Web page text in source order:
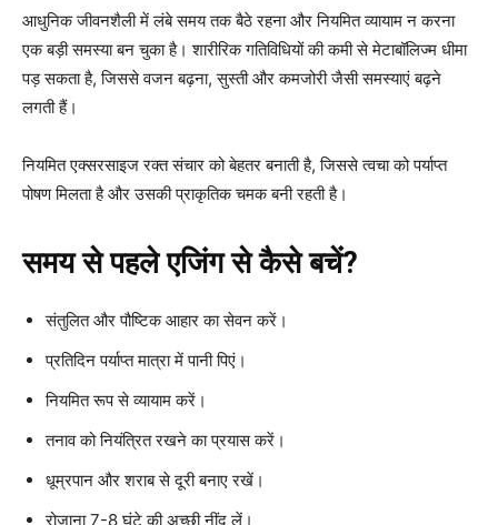
आधुनिक जीवनशैली में लंबे समय तक बैठे रहना और नियमित व्यायाम न करना
एक बड़ी समस्या बन चुका है। शारीरिक गतिविधियों की कमी से मेटाबॉलिज्म धीमा
पड़ सकता है, जिससे वजन बढ़ना, सुस्ती और कमजोरी जैसी समस्याएं बढ़ने
लगती हैं।
नियमित एक्सरसाइज रक्त संचार को बेहतर बनाती है, जिससे त्वचा को पर्याप्त
पोषण मिलता है और उसकी प्राकृतिक चमक बनी रहती है।
समय से पहले एजिंग से कैसे बचें?
संतुलित और पौष्टिक आहार का सेवन करें।
प्रतिदिन पर्याप्त मात्रा में पानी पिएं।
नियमित रूप से व्यायाम करें।
तनाव को नियंत्रित रखने का प्रयास करें।
धूम्रपान और शराब से दूरी बनाए रखें।
रोजाना 7-8 घंटे की अच्छी नींद लें।